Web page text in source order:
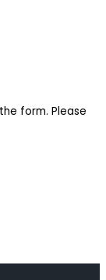
form. Please